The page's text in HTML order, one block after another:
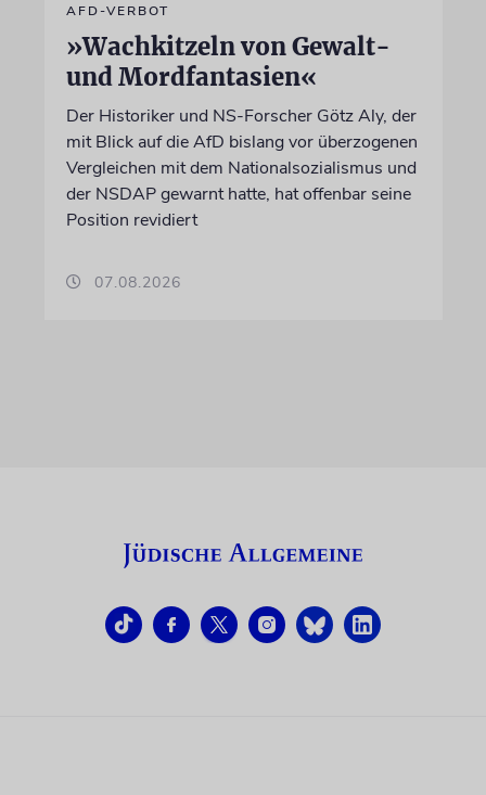
AFD-VERBOT
»Wachkitzeln von Gewalt-
und Mordfantasien«
Der Historiker und NS-Forscher Götz Aly, der
mit Blick auf die AfD bislang vor überzogenen
Vergleichen mit dem Nationalsozialismus und
der NSDAP gewarnt hatte, hat offenbar seine
Position revidiert
07.08.2026